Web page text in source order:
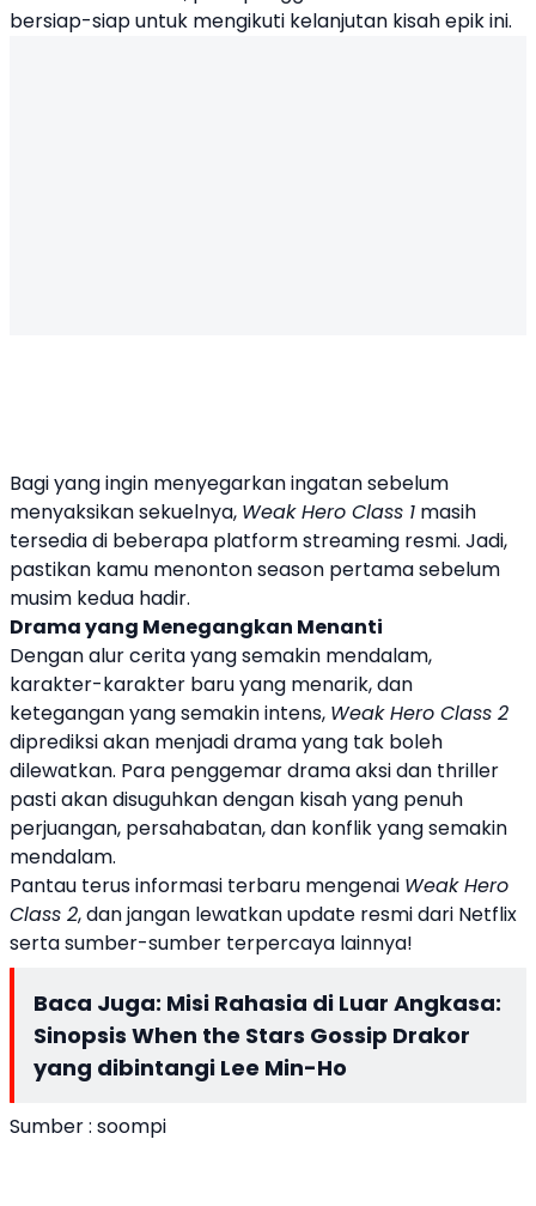
bersiap-siap untuk mengikuti kelanjutan kisah epik ini.
Bagi yang ingin menyegarkan ingatan sebelum
menyaksikan sekuelnya, Weak Hero Class 1 masih
tersedia di beberapa platform streaming resmi. Jadi,
pastikan kamu menonton season pertama sebelum
musim kedua hadir.
Drama yang Menegangkan Menanti
Dengan alur cerita yang semakin mendalam,
karakter-karakter baru yang menarik, dan
ketegangan yang semakin intens, Weak Hero Class 2
diprediksi akan menjadi drama yang tak boleh
dilewatkan. Para penggemar drama aksi dan thriller
pasti akan disuguhkan dengan kisah yang penuh
perjuangan, persahabatan, dan konflik yang semakin
mendalam.
Pantau terus informasi terbaru mengenai Weak Hero
Class 2, dan jangan lewatkan update resmi dari Netflix
serta sumber-sumber terpercaya lainnya!
Baca Juga: Misi Rahasia di Luar Angkasa:
Sinopsis When the Stars Gossip Drakor
yang dibintangi Lee Min-Ho
Sumber : soompi